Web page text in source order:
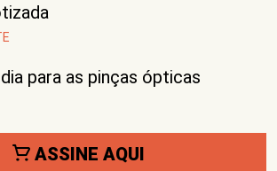
para as pinças ópticas
ASSINE AQUI